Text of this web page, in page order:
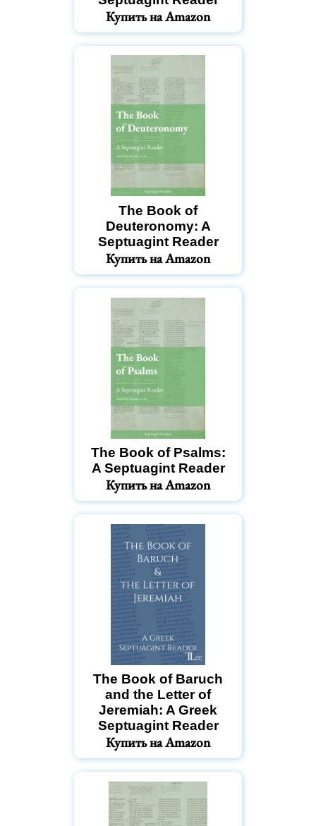
Купить на Amazon
The Book of
Deuteronomy: A
Septuagint Reader
Купить на Amazon
The Book of Psalms:
A Septuagint Reader
Купить на Amazon
The Book of Baruch
and the Letter of
Jeremiah: A Greek
Septuagint Reader
Купить на Amazon